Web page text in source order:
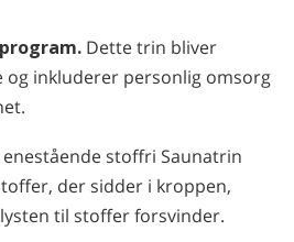
Dette trin bliver
og inkluderer personlig omsorg
enestående stoffri Saunatrin
der sidder i kroppen,
til stoffer forsvinder.